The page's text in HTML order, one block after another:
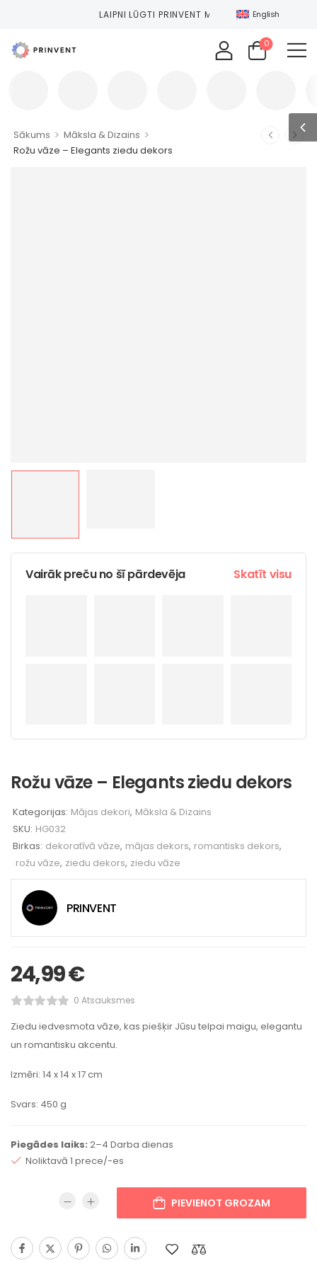
LAIPNI LŪGTI PRINVENT MARKETPLACE!English
0
Sākums > Māksla & Dizains >
Rožu vāze – Elegants ziedu dekors
Vairāk preču no šī pārdevēja Skatīt visu
Rožu vāze – Elegants ziedu dekors
Kategorijas: Mājas dekori, Māksla & Dizains
SKU: HG032
Birkas: dekoratīvā vāze, mājas dekors, romantisks dekors,
rožu vāze, ziedu dekors, ziedu vāze
PRINVENT
24,99€
0 Atsauksmes
Ziedu iedvesmota vāze, kas piešķir Jūsu telpai maigu, elegantu
un romantisku akcentu.
Izmēri: 14 x 14 x 17 cm
Svars: 450 g
Piegādes laiks: 2–4 Darba dienas
Noliktavā 1 prece/-es
PIEVIENOT GROZAM